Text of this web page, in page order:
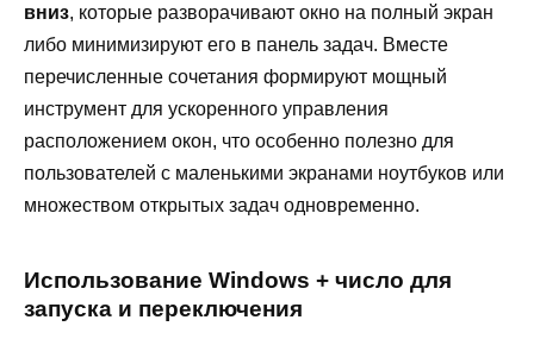
вниз, которые разворачивают окно на полный экран
либо минимизируют его в панель задач. Вместе
перечисленные сочетания формируют мощный
инструмент для ускоренного управления
расположением окон, что особенно полезно для
пользователей с маленькими экранами ноутбуков или
множеством открытых задач одновременно.
Использование Windows + число для
запуска и переключения